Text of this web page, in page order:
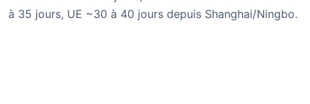
à 35 jours, UE ~30 à 40 jours depuis Shanghai/Ningbo.